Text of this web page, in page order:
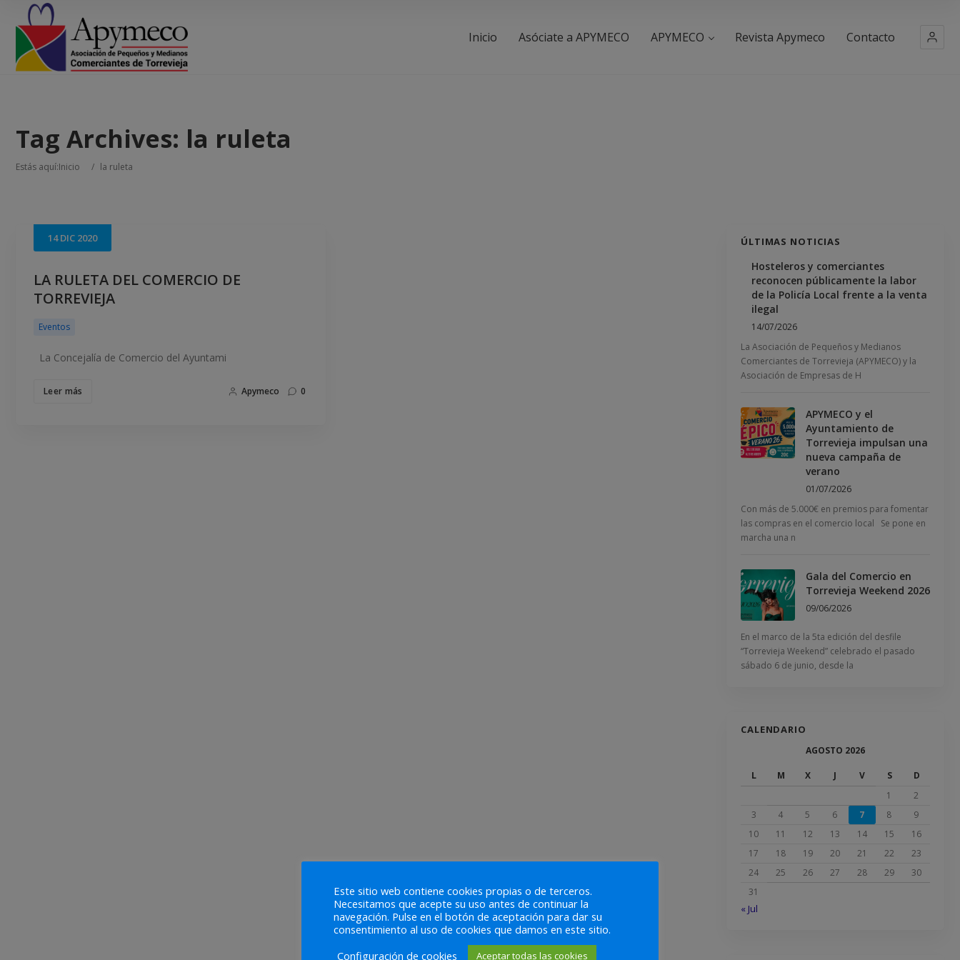
Inicio Asóciate a APYMECO APYMECO Revista Apymeco Contacto
Tag Archives: la ruleta
Estás aquí:Inicio / la ruleta
14DIC 2020
LA RULETA DEL COMERCIO DE
TORREVIEJA
Eventos
La Concejalía de Comercio del Ayuntami
Leer más Apymeco 0
ÚLTIMAS NOTICIAS
Hosteleros y comerciantes
reconocen públicamente la labor
de la Policía Local frente a la venta
ilegal
14/07/2026
La Asociación de Pequeños y Medianos
Comerciantes de Torrevieja (APYMECO) y la
Asociación de Empresas de H
APYMECO y el
Ayuntamiento de
Torrevieja impulsan una
nueva campaña de
verano
01/07/2026
Con más de 5.000€ en premios para fomentar
las compras en el comercio local Se pone en
marcha una n
Gala del Comercio en
Torrevieja Weekend 2026
09/06/2026
En el marco de la 5ta edición del desfile
“Torrevieja Weekend” celebrado el pasado
sábado 6 de junio, desde la
CALENDARIO
AGOSTO 2026
L M X J V S
D
1
2
3
4 5 6 7 8
9
10
11 12 13 14 15
16
17
18 19 20 21 22
23
24
25 26 27 28 29
30
31
« Jul
Este sitio web contiene cookies propias o de terceros.
Necesitamos que acepte su uso antes de continuar la
navegación. Pulse en el botón de aceptación para dar su
consentimiento al uso de cookies que damos en este sitio.
Configuración de cookies
Aceptar todas las cookies